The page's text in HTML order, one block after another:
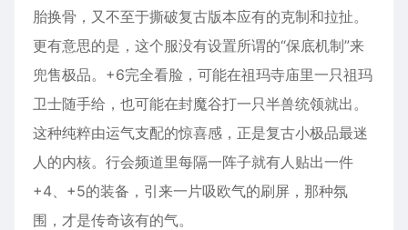
胎换骨，又不至于撕破复古版本应有的克制和拉扯。
更有意思的是，这个服没有设置所谓的“保底机制”来
兜售极品。+6完全看脸，可能在祖玛寺庙里一只祖玛
卫士随手给，也可能在封魔谷打一只半兽统领就出。
这种纯粹由运气支配的惊喜感，正是复古小极品最迷
人的内核。行会频道里每隔一阵子就有人贴出一件
+4、+5的装备，引来一片吸欧气的刷屏，那种氛
围，才是传奇该有的气。